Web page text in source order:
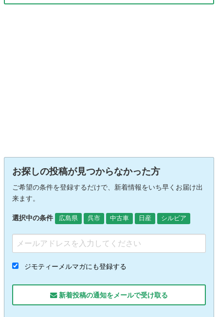
お探しの投稿が見つからなかった方
ご希望の条件を登録するだけで、新着情報をいち早くお届け出
来ます。
選択中の条件 広島県 呉市 中古車 日産 シルビア
ジモティーメルマガにも登録する
新着投稿の通知をメールで受け取る